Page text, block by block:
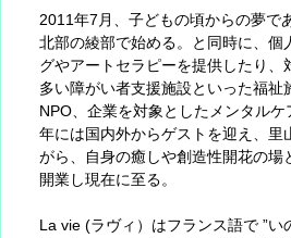
2011年7月、子どもの頃からの夢で
北部の綾部で始める。と同時に、個
グやアートセラピーを提供したり、
多い障がい者支援施設といった福祉
NPO、企業を対象としたメンタル
年には国内外からゲストを迎え、里
がら、自身の癒しや創造性開花の場
開業し現在に至る。
La vie (ラヴィ）はフランス語で ”い